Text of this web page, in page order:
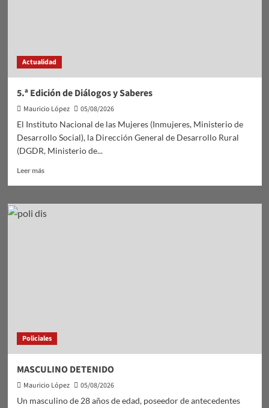
Actualidad
5.ª Edición de Diálogos y Saberes
Mauricio López
05/08/2026
El Instituto Nacional de las Mujeres (Inmujeres, Ministerio de
Desarrollo Social), la Dirección General de Desarrollo Rural
(DGDR, Ministerio de...
Leer másLeer
5.ª
Edición
Policiales
MASCULINO DETENIDO
Mauricio López
05/08/2026
Un masculino de 28 años de edad, poseedor de antecedentes